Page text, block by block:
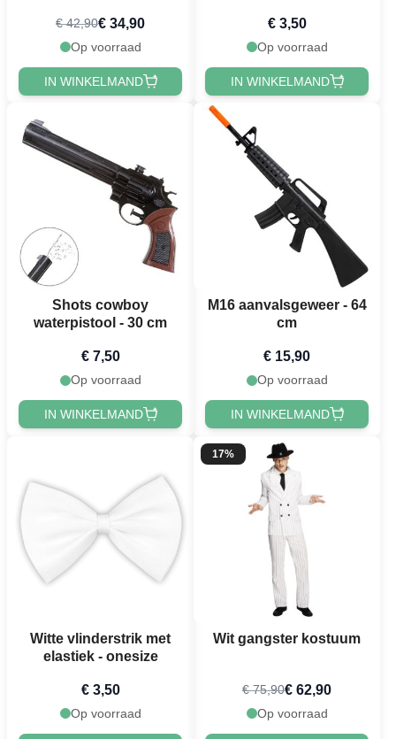
€ 42,90€ 34,90
Op voorraad
IN WINKELMAND
€ 3,50
Op voorraad
IN WINKELMAND
Shots cowboy
waterpistool - 30 cm
€ 7,50
Op voorraad
IN WINKELMAND
M16 aanvalsgeweer - 64
cm
€ 15,90
Op voorraad
IN WINKELMAND
Witte vlinderstrik met
elastiek - onesize
€ 3,50
Op voorraad
17%
Wit gangster kostuum
€ 75,90€ 62,90
Op voorraad